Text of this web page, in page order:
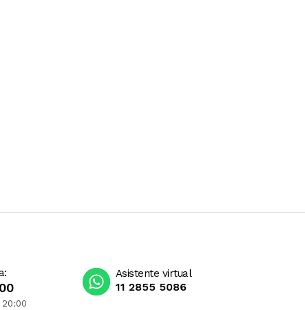
20:00
Asistente virtual
11 2855 5086